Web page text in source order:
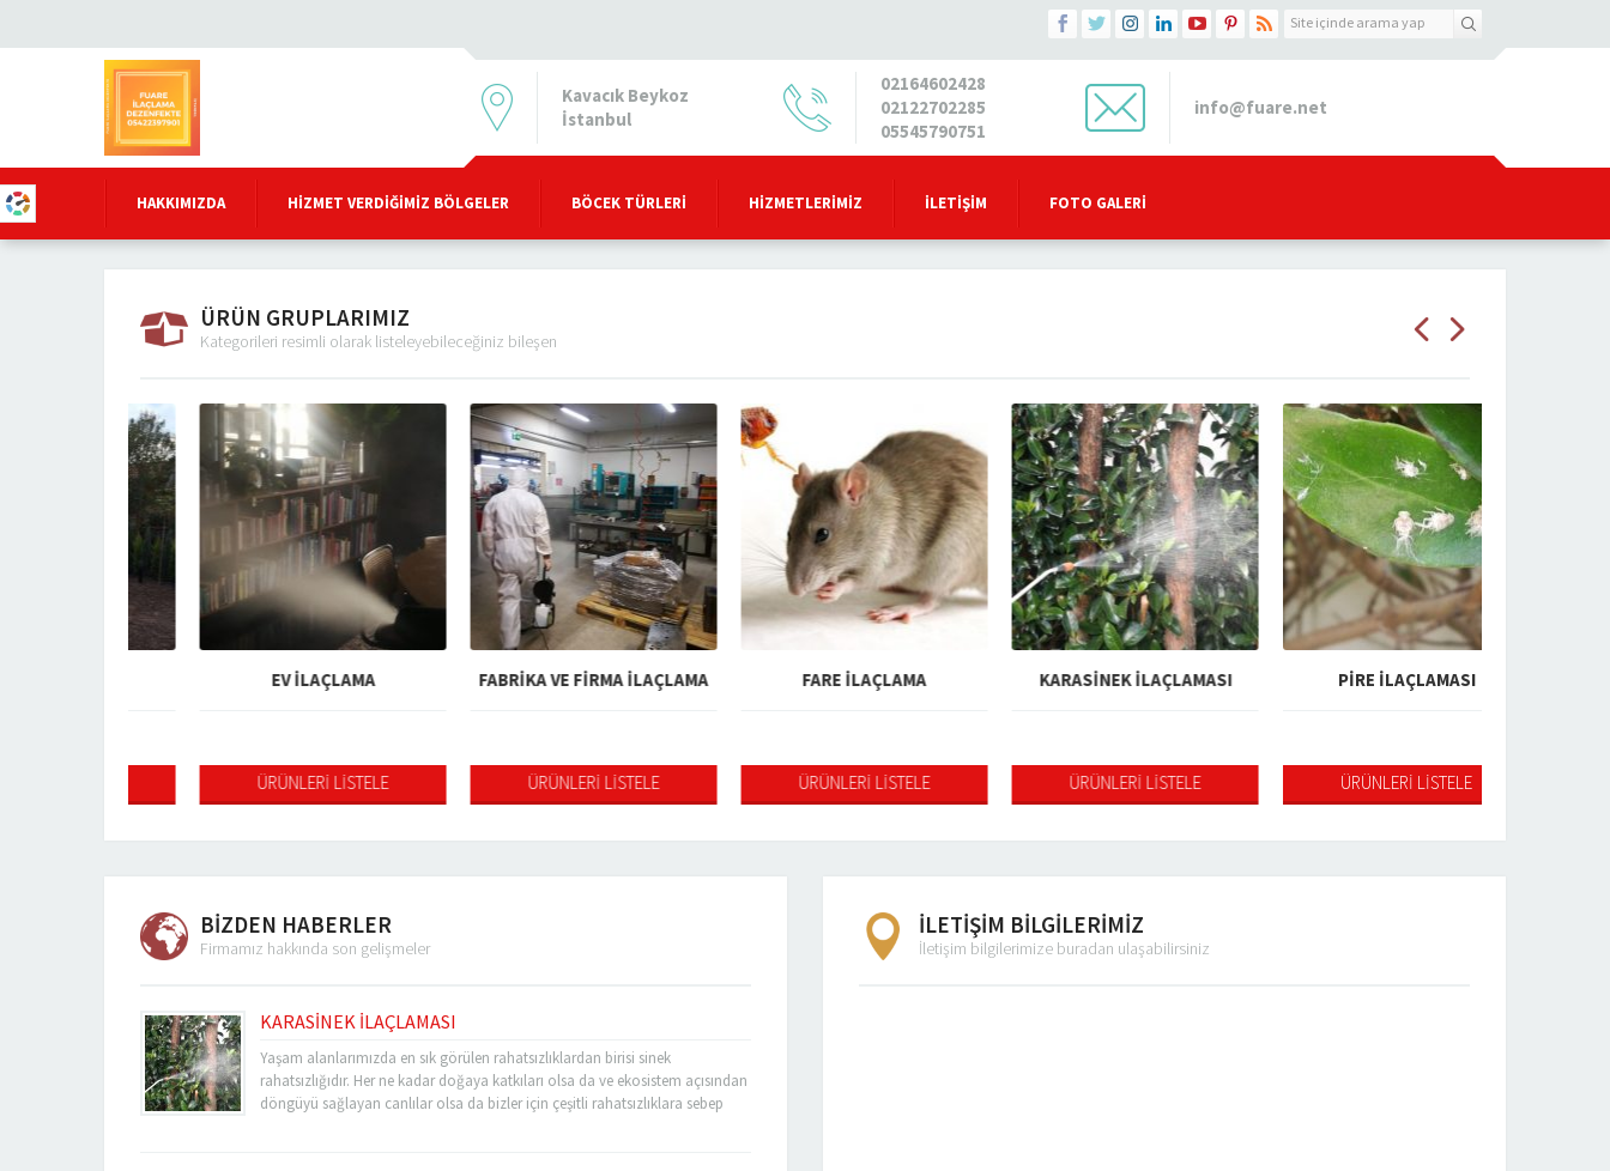
Kavacık Beykoz
İstanbul
02164602428
02122702285
05545790751
info@fuare.net
HAKKIMIZDA HIZMET VERDIĞIMIZ BÖLGELER BÖCEK TÜRLERI HIZMETLERIMIZ İLETIŞIM FOTO GALERI
ÜRÜN GRUPLARIMIZ
Kategorileri resimli olarak listeleyebileceğiniz bileşen
EV İLAÇLAMA
ÜRÜNLERİ LİSTELE
FABRİKA VE FİRMA İLAÇLAMA
ÜRÜNLERİ LİSTELE
FARE İLAÇLAMA
ÜRÜNLERİ LİSTELE
KARASİNEK İLAÇLAMASI
ÜRÜNLERİ LİSTELE
PİRE İLAÇLAMASI
ÜRÜNLERİ LİSTELE
BİZDEN HABERLER
Firmamız hakkında son gelişmeler
KARASİNEK İLAÇLAMASI
Yaşam alanlarımızda en sık görülen rahatsızlıklardan birisi sinek
rahatsızlığıdır. Her ne kadar doğaya katkıları olsa da ve ekosistem açısından
döngüyü sağlayan canlılar olsa da bizler için çeşitli rahatsızlıklara sebep
İLETİŞİM BİLGİLERİMİZ
İletişim bilgilerimize buradan ulaşabilirsiniz